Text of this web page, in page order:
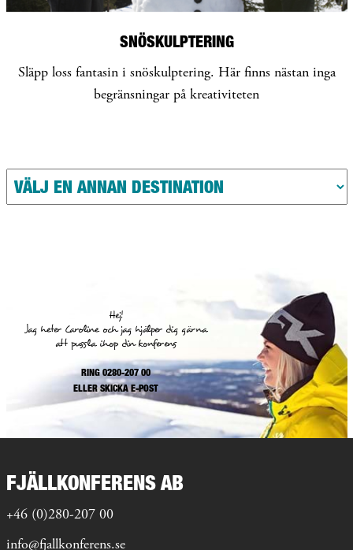
SNÖSKULPTERING
Släpp loss fantasin i snöskulptering. Här finns nästan inga
begränsningar på kreativiteten
Hej!
Jag heter Caroline och jag hjälper dig gärna
att pussla ihop din konferens
RING 0280-207 00
ELLERSKICKA E-POST
FJÄLLKONFERENS AB
+46 (0)280-207 00
info@fjallkonferens.se